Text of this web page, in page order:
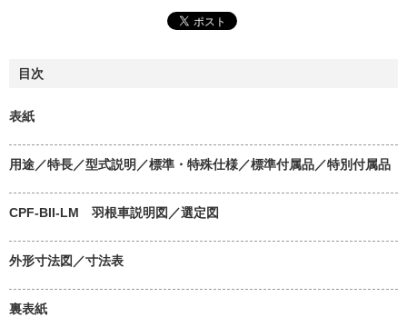
目次
表紙
用途／特長／型式説明／標準・特殊仕様／標準付属品／特別付属品
CPF-BII-LM 羽根車説明図／選定図
外形寸法図／寸法表
裏表紙